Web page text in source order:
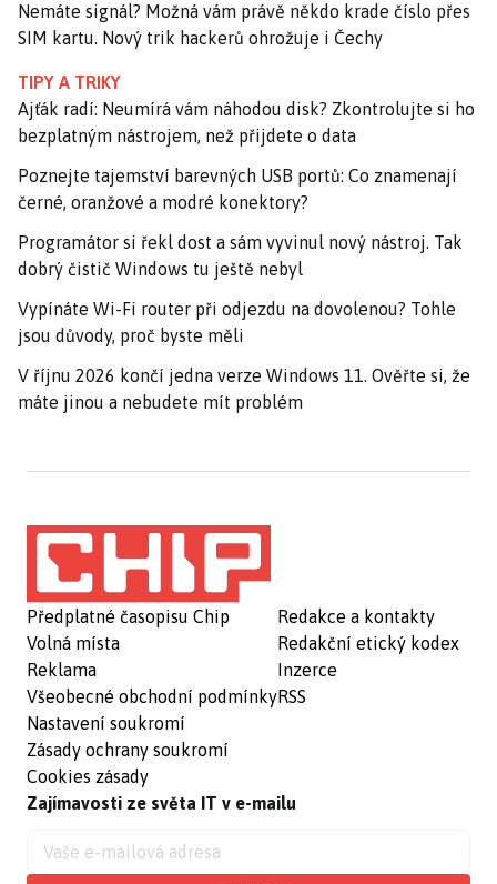
Nemáte signál? Možná vám právě někdo krade číslo přes
SIM kartu. Nový trik hackerů ohrožuje i Čechy
TIPY A TRIKY
Ajťák radí: Neumírá vám náhodou disk? Zkontrolujte si ho
bezplatným nástrojem, než přijdete o data
Poznejte tajemství barevných USB portů: Co znamenají
černé, oranžové a modré konektory?
Programátor si řekl dost a sám vyvinul nový nástroj. Tak
dobrý čistič Windows tu ještě nebyl
Vypínáte Wi-Fi router při odjezdu na dovolenou? Tohle
jsou důvody, proč byste měli
V říjnu 2026 končí jedna verze Windows 11. Ověřte si, že
máte jinou a nebudete mít problém
Předplatné časopisu Chip
Volná místa
Reklama
Všeobecné obchodní podmínky
Nastavení soukromí
Zásady ochrany soukromí
Cookies zásady
Redakce a kontakty
Redakční etický kodex
Inzerce
RSS
Zajímavosti ze světa IT v e-mailu